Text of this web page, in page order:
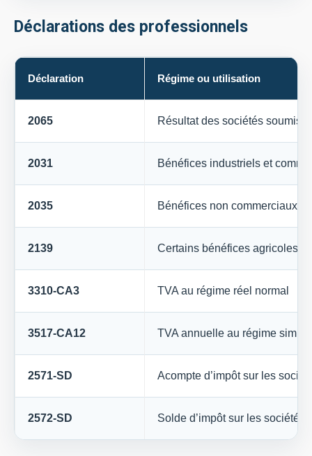
Déclarations des professionnels
Déclaration Régime ou utilisation
2065 Résultat des sociétés
2031 Bénéfices industriels et
2035 Bénéfices non commerciaux
2139 Certains bénéfices agricoles
3310-CA3 TVA au régime réel normal
3517-CA12 TVA annuelle au régime
2571-SD Acompte d’impôt sur les
2572-SD Solde d’impôt sur les sociétés